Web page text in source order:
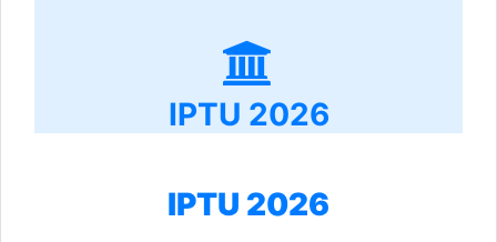
IPTU 2026
IPTU 2026